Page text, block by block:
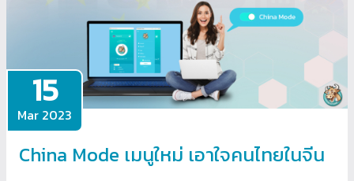
15
Mar 2023
China Mode เมนูใหม่ เอาใจคนไทยในจีน